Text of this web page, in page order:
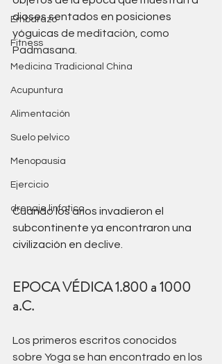
Embarazo
Fitness
Medicina Tradicional China
Acupuntura
Alimentación
Suelo pelvico
Menopausia
Ejercicio
drenaje linfatico
dioses sentados en posiciones
yóguicas de meditación, como
Padmasana.
Cuando los arios invadieron el
subcontinente ya encontraron una
civilización en declive.
EPOCA VÉDICA 1.800 a 1000
a.C.
Los primeros escritos conocidos
sobre Yoga se han encontrado en los